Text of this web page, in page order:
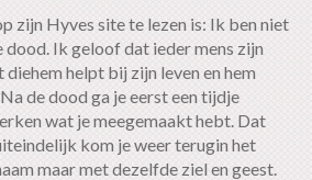
zijn Hyves site te lezen is: Ik ben niet
dood. Ik geloof dat ieder mens zijn
helpt bij zijn leven en hem
de dood ga je eerst een tijdje
wat je meegemaakt hebt. Dat
kom je weer terugin het
maar met dezelfde ziel en geest.